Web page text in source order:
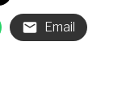
Email